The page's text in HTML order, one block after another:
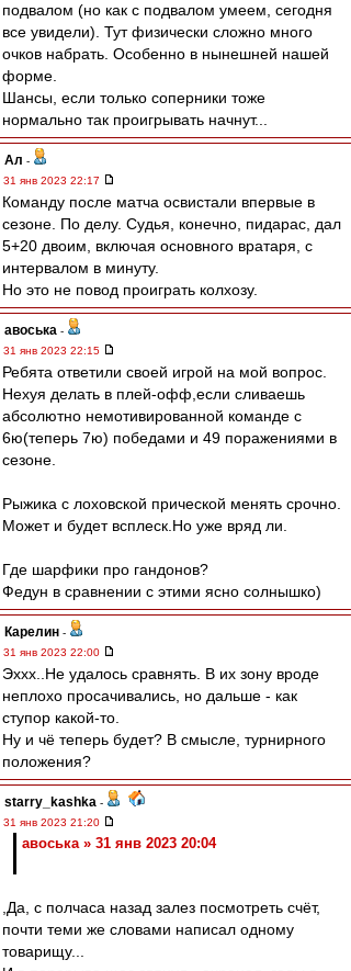
подвалом (но как с подвалом умеем, сегодня
все увидели). Тут физически сложно много
очков набрать. Особенно в нынешней нашей
форме.
Шансы, если только соперники тоже
нормально так проигрывать начнут...
Ал -
31 янв 2023 22:17
Команду после матча освистали впервые в
сезоне. По делу. Судья, конечно, пидарас, дал
5+20 двоим, включая основного вратаря, с
интервалом в минуту.
Но это не повод проиграть колхозу.
авоська -
31 янв 2023 22:15
Ребята ответили своей игрой на мой вопрос.
Нехуя делать в плей-офф,если сливаешь
абсолютно немотивированной команде с
6ю(теперь 7ю) победами и 49 поражениями в
сезоне.
Рыжика с лоховской прической менять срочно.
Может и будет всплеск.Но уже вряд ли.
Где шарфики про гандонов?
Федун в сравнении с этими ясно солнышко)
Карелин -
31 янв 2023 22:00
Эххх..Не удалось сравнять. В их зону вроде
неплохо просачивались, но дальше - как
ступор какой-то.
Ну и чё теперь будет? В смысле, турнирного
положения?
starry_kashka -
31 янв 2023 21:20
авоська » 31 янв 2023 20:04
,Да, с полчаса назад залез посмотреть счёт,
почти теми же словами написал одному
товарищу...